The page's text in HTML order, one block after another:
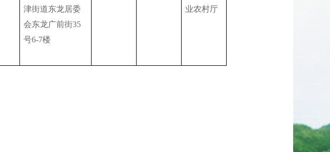
津街道东龙居委
会东龙广前街35
号6-7楼
业农村厅